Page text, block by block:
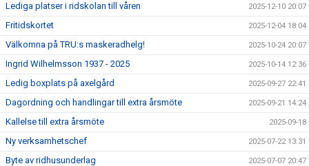
Lediga platser i ridskolan till våren 2025-12-10 20:07
Fritidskortet 2025-12-04 18:04
Välkomna på TRU:s maskeradhelg! 2025-10-24 20:07
Ingrid Wilhelmsson 1937 - 2025 2025-10-14 12:36
Ledig boxplats på axelgård 2025-09-27 22:41
Dagordning och handlingar till extra årsmöte 2025-09-21 14:24
Kallelse till extra årsmöte 2025-09-18
Ny verksamhetschef 2025-07-22 13:31
Byte av ridhusunderlag 2025-07-07 20:47